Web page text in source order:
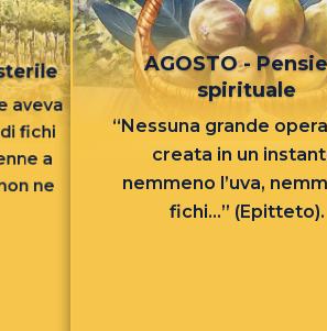
aveva
fichi
a
ne
AGOSTO -
spirituale
“Nessuna grande
creata in un
nemmeno l’uva,
fichi...” (Epitteto).